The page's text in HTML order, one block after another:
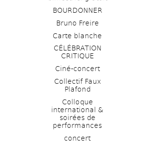
BOURDONNER
Bruno Freire
Carte blanche
CÉLÉBRATION
CRITIQUE
Ciné-concert
Collectif Faux
Plafond
Colloque
international &
soirées de
performances
concert